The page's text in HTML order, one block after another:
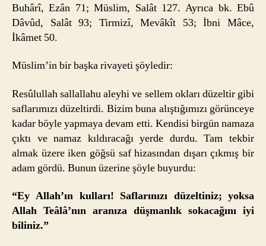
Buhârî, Ezân 71; Müslim, Salât 127. Ayrıca bk. Ebû
Dâvûd, Salât 93; Tirmizî, Mevâkît 53; İbni Mâce,
İkâmet 50.
Müslim’in bir başka rivayeti şöyledir:
Resûlullah sallallahu aleyhi ve sellem okları düzeltir gibi
saflarımızı düzeltirdi. Bizim buna alıştığımızı görünceye
kadar böyle yapmaya devam etti. Kendisi birgün namaza
çıktı ve namaz kıldıracağı yerde durdu. Tam tekbir
almak üzere iken göğsü saf hizasından dışarı çıkmış bir
adam gördü. Bunun üzerine şöyle buyurdu:
“Ey Allah’ın kulları! Saflarınızı düzeltiniz; yoksa
Allah Teâlâ’nın aranıza düşmanlık sokacağını iyi
biliniz.”